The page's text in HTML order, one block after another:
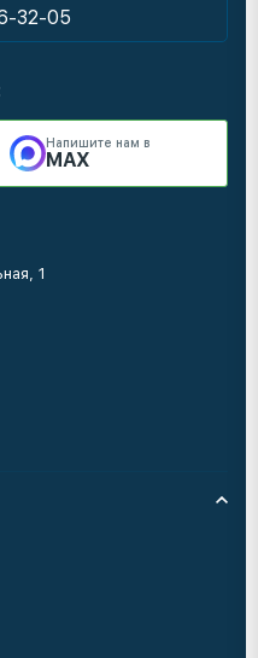
32-05
Напишите нам в
MAX
1